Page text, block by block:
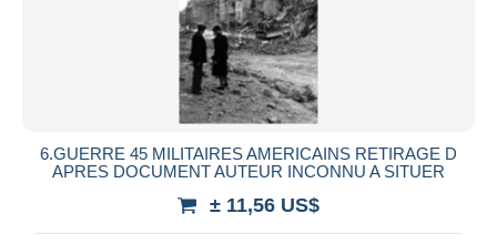
6.GUERRE 45 MILITAIRES AMERICAINS RETIRAGE D
APRES DOCUMENT AUTEUR INCONNU A SITUER
± 11,56 US$